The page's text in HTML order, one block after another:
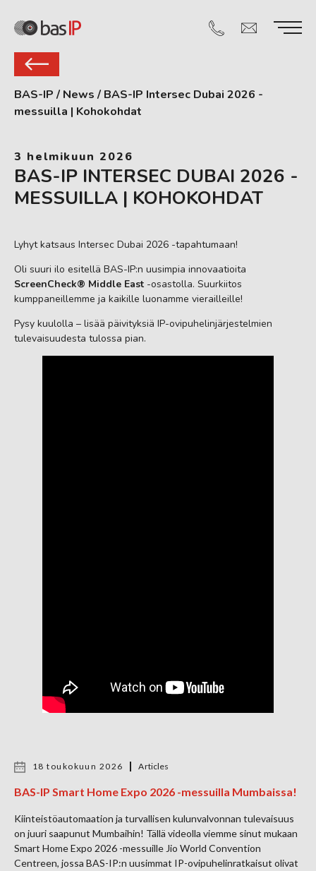
BAS-IP / News / BAS-IP Intersec Dubai 2026 -
messuilla | Kohokohdat
3 helmikuun 2026
BAS-IP INTERSEC DUBAI 2026 -
MESSUILLA | KOHOKOHDAT
Lyhyt katsaus Intersec Dubai 2026 -tapahtumaan!
Oli suuri ilo esitellä BAS-IP:n uusimpia innovaatioita
ScreenCheck® Middle East -osastolla. Suurkiitos
kumppaneillemme ja kaikille luonamme vierailleille!
Pysy kuulolla – lisää päivityksiä IP-ovipuhelinjärjestelmien
tulevaisuudesta tulossa pian.
18 toukokuun 2026 Articles
BAS-IP Smart Home Expo 2026 -messuilla Mumbaissa!
Kiinteistöautomaation ja turvallisen kulunvalvonnan tulevaisuus
on juuri saapunut Mumbaihin! Tällä videolla viemme sinut mukaan
Smart Home Expo 2026 -messuille Jio World Convention
Centreen, jossa BAS-IP:n uusimmat IP-ovipuhelinratkaisut olivat